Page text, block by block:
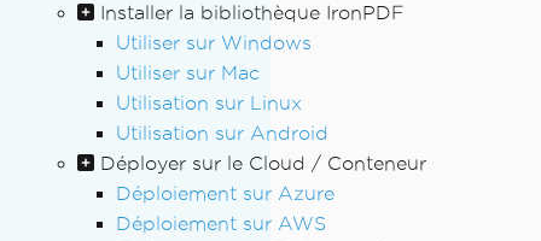
Installer la bibliothèque IronPDF
Utiliser sur Windows
Utiliser sur Mac
Utilisation sur Linux
Utilisation sur Android
Déployer sur le Cloud / Conteneur
Déploiement sur Azure
Déploiement sur AWS